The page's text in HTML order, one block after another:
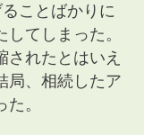
ことばかりに
てしまった。
されたとはいえ
局、相続したア
。